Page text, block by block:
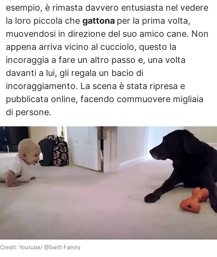
esempio, è rimasta davvero entusiasta nel vedere
la loro piccola che gattona per la prima volta,
muovendosi in direzione del suo amico cane. Non
appena arriva vicino al cucciolo, questo la
incoraggia a fare un altro passo e, una volta
davanti a lui, gli regala un bacio di
incoraggiamento. La scena è stata ripresa e
pubblicata online, facendo commuovere migliaia
di persone.
Credit: Youtube/ @Swift Family